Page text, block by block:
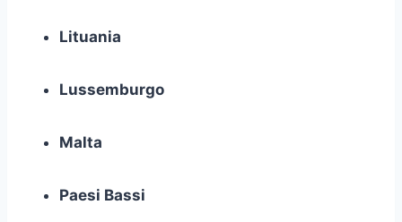
Lituania
Lussemburgo
Malta
Paesi Bassi